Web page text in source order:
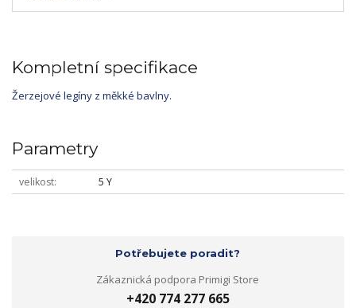
Kompletní specifikace
Žerzejové legíny z měkké bavlny.
Parametry
velikost 5 Y
Potřebujete poradit?
Zákaznická podpora Primigi Store
+420 774 277 665